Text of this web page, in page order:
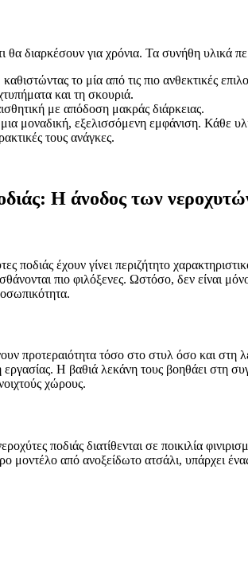
θα διαρκέσουν για χρόνια. Τα συνήθη υλικά
το μία από τις πιο ανθεκτικές
και τη σκουριά.
με απόδοση μακράς διάρκειας.
μοναδική, εξελισσόμενη εμφάνιση. Κάθε
τους ανάγκες.
Η άνοδος των
έχουν γίνει περιζήτητο
πιο φιλόξενες. Ωστόσο, δεν είναι
προτεραιότητα τόσο στο στυλ όσο και
Η βαθιά λεκάνη τους βοηθάει στη
χώρους.
ποδιάς διατίθενται σε ποικιλία
από ανοξείδωτο ατσάλι, υπάρχει